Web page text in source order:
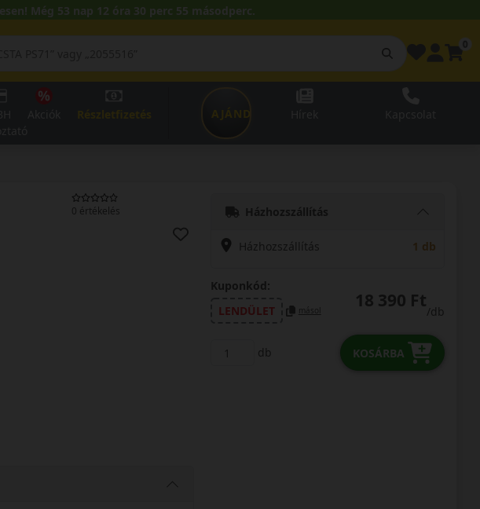
Még 53 nap 12 óra 30 perc 54 másodperc.
AJÁNDÉKUTALVÁNY
0 értékelés Házhozszállítás
Házhozszállítás 1 db
Kuponkód:
LENDÜLET
másol 18 390 Ft
/db
db KOSÁRBA